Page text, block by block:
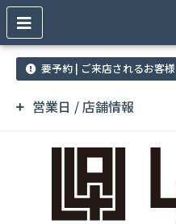
営業日 / 店舗情報
要予約 | ご来店されるお客様